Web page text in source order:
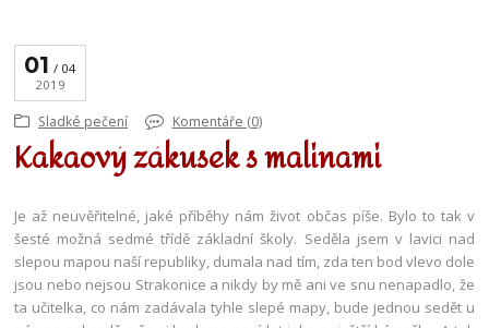
01
04
2019
Sladké pečení Komentáře (0)
Kakaový zákusek s malinami
Je až neuvěřitelné, jaké příběhy nám život občas píše. Bylo to tak v
šesté možná sedmé třídě základní školy. Seděla jsem v lavici nad
slepou mapou naší republiky, dumala nad tím, zda ten bod vlevo dole
jsou nebo nejsou Strakonice a nikdy by mě ani ve snu nenapadlo, že
ta učitelka, co nám zadávala tyhle slepé mapy, bude jednou sedět u